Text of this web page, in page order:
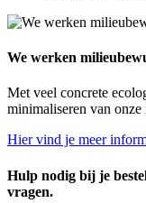
We werken
Met veel concrete
minimaliseren van
Hier vind je meer
Hulp nodig bij je
vragen.